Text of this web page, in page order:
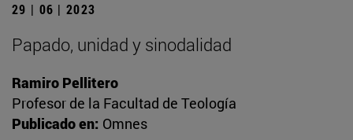
29 | 06 | 2023
Papado, unidad y sinodalidad
Ramiro Pellitero
Profesor de la Facultad de Teología
Publicado en: Omnes